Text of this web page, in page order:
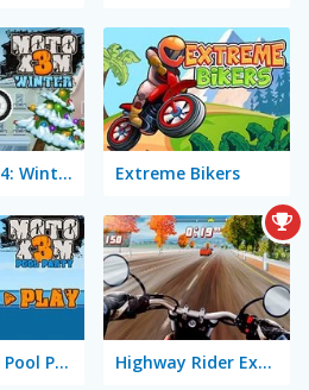
Moto X3M 4: Winter Extreme Bikers
Moto X3M: Pool Party Highway Rider Extreme